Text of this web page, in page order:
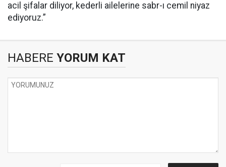
acil şifalar diliyor, kederli ailelerine sabr-ı cemil niyaz
ediyoruz.”
HABERE YORUM KAT